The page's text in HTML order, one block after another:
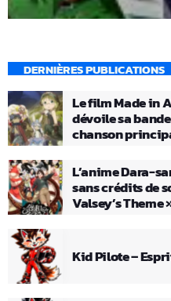
DERNIÈRES PUBLICATIONS
Le film Made in
dévoile sa
chanson
L’anime Dara-
sans crédits de
Valsey’s Theme
Kid Pilote –